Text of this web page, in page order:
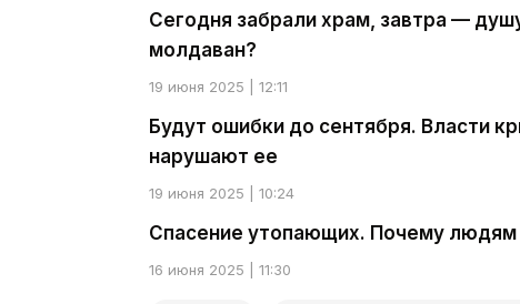
Сегодня забрали храм, завтра —
молдаван?
19 июня 2025 | 12:11
Будут ошибки до сентября. Власти
нарушают ее
19 июня 2025 | 10:24
Спасение утопающих. Почему людям
16 июня 2025 | 11:30